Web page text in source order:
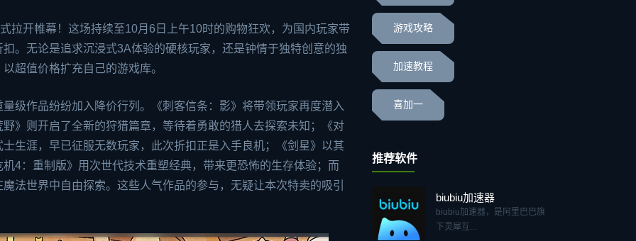
拉开帷幕！这场持续至10月6日上午10时的购物狂欢，为国内玩家带
。无论是追求沉浸式3A体验的硬核玩家，还是钟情于独特创意的独
超值价格扩充自己的游戏库。
级作品纷纷加入降价行列。《刺客信条：影》将带领玩家再度潜入
》则开启了全新的狩猎篇章，等待着勇敢的猎人去探索未知；《对
生涯，早已征服无数玩家，此次折扣正是入手良机；《剑星》以其
4：重制版》用次世代技术重塑经典，带来更恐怖的生存体验；而
法世界中自由探索。这些人气作品的参与，无疑让本次特卖的吸引
游戏攻略
加速教程
喜加一
推荐软件
biubiu加速器
biubiu加速器，是阿里巴巴旗
下灵犀互...